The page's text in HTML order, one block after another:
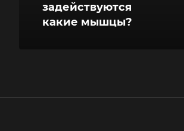
задействуются
какие мышцы?